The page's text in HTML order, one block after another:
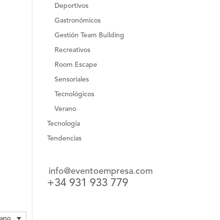
Deportivos
Gastronómicos
Gestión Team Building
Recreativos
Room Escape
Sensoriales
Tecnológicos
Verano
Tecnología
Tendencias
info@eventoempresa.com
+34 931 933 779